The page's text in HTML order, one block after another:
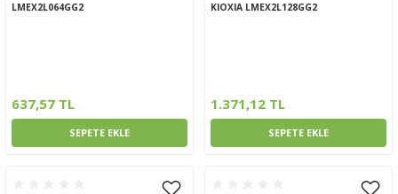
LMEX2L064GG2
637,57 TL
SEPETE EKLE
KIOXIA LMEX2L128GG2
1.371,12 TL
SEPETE EKLE